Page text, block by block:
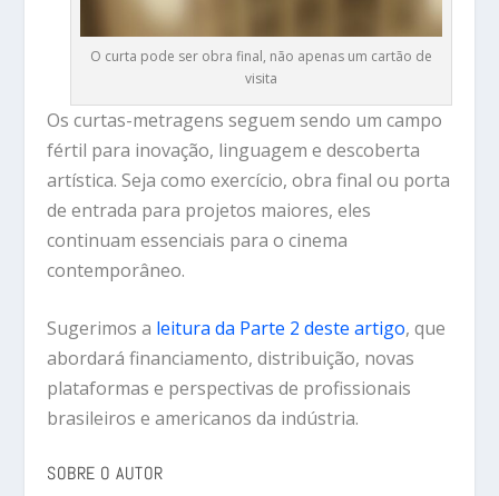
O curta pode ser obra final, não apenas um cartão de
visita
Os curtas-metragens seguem sendo um campo
fértil para inovação, linguagem e descoberta
artística. Seja como exercício, obra final ou porta
de entrada para projetos maiores, eles
continuam essenciais para o cinema
contemporâneo.
Sugerimos a leitura da Parte 2 deste artigo, que
abordará financiamento, distribuição, novas
plataformas e perspectivas de profissionais
brasileiros e americanos da indústria.
SOBRE O AUTOR